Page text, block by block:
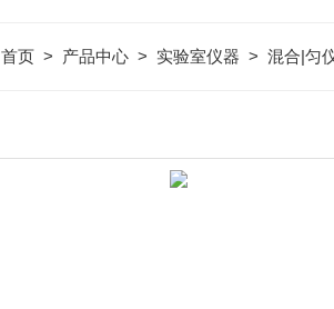
首页 > 产品中心 > 实验室仪器 > 混合|匀